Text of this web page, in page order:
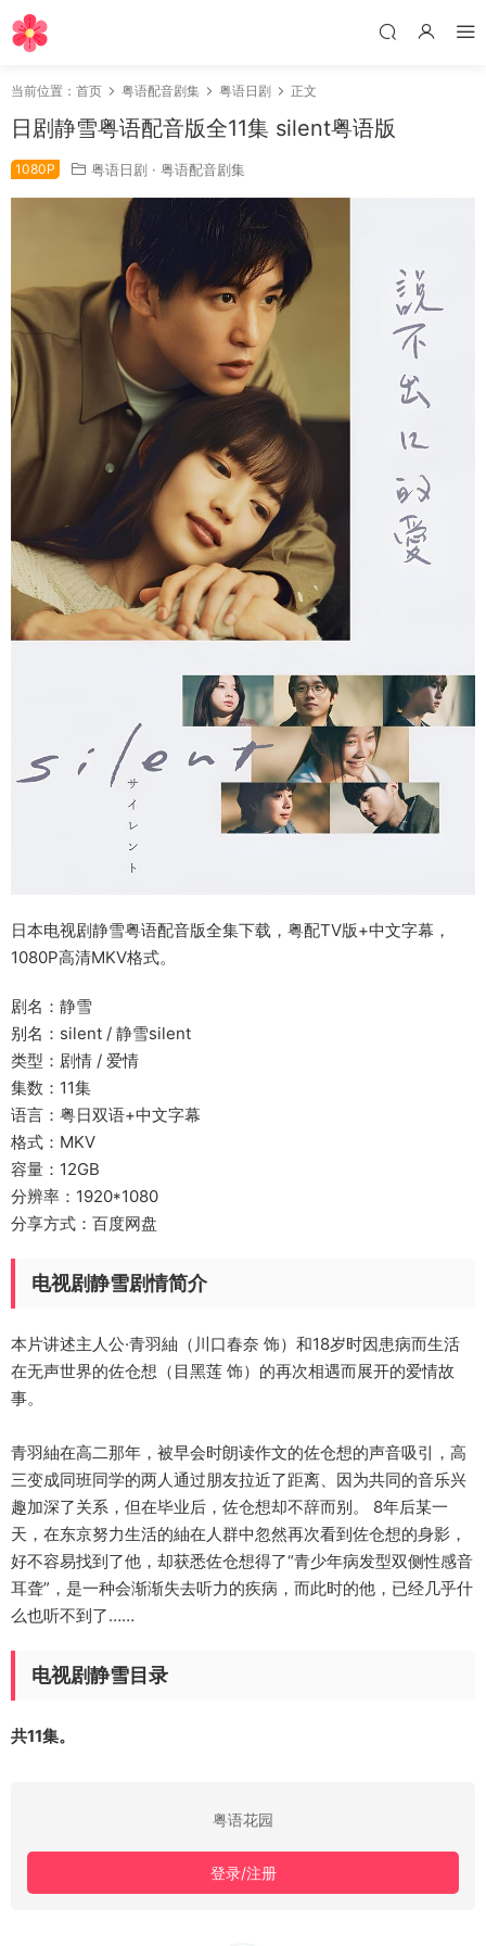
当前位置： 首页 粤语配音剧集 粤语日剧 正文
日剧静雪粤语配音版全11集 silent粤语版
1080P 粤语日剧 · 粤语配音剧集
日本电视剧静雪粤语配音版全集下载，粤配TV版+中文字幕，
1080P高清MKV格式。
剧名：静雪
别名：silent / 静雪silent
类型：剧情 / 爱情
集数：11集
语言：粤日双语+中文字幕
格式：MKV
容量：12GB
分辨率：1920*1080
分享方式：百度网盘
电视剧静雪剧情简介
本片讲述主人公·青羽紬（川口春奈 饰）和18岁时因患病而生活
在无声世界的佐仓想（目黑莲 饰）的再次相遇而展开的爱情故
事。
青羽紬在高二那年，被早会时朗读作文的佐仓想的声音吸引，高
三变成同班同学的两人通过朋友拉近了距离、因为共同的音乐兴
趣加深了关系，但在毕业后，佐仓想却不辞而别。 8年后某一
天，在东京努力生活的紬在人群中忽然再次看到佐仓想的身影，
好不容易找到了他，却获悉佐仓想得了“青少年病发型双侧性感音
耳聋”，是一种会渐渐失去听力的疾病，而此时的他，已经几乎什
么也听不到了……
电视剧静雪目录
共11集。
粤语花园
登录/注册